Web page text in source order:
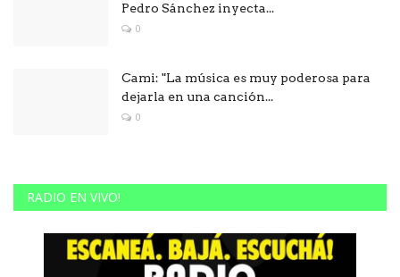
Pedro Sánchez inyecta...
0
Cami: "La música es muy poderosa para
dejarla en una canción...
0
RADIO EN VIVO!